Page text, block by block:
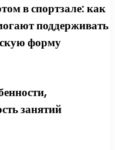
в спортзале: как
поддерживать
форму
занятий